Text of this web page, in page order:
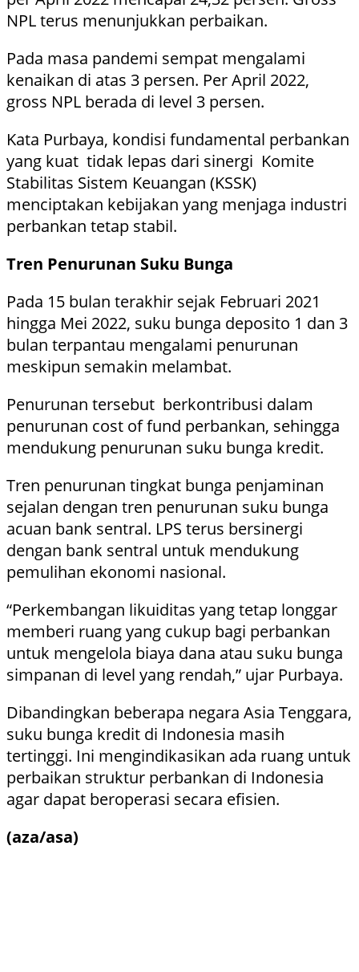
NPL terus menunjukkan perbaikan.
Pada masa pandemi sempat mengalami
kenaikan di atas 3 persen. Per April 2022,
gross NPL berada di level 3 persen.
Kata Purbaya, kondisi fundamental perbankan
yang kuat tidak lepas dari sinergi Komite
Stabilitas Sistem Keuangan (KSSK)
menciptakan kebijakan yang menjaga industri
perbankan tetap stabil.
Tren Penurunan Suku Bunga
Pada 15 bulan terakhir sejak Februari 2021
hingga Mei 2022, suku bunga deposito 1 dan 3
bulan terpantau mengalami penurunan
meskipun semakin melambat.
Penurunan tersebut berkontribusi dalam
penurunan cost of fund perbankan, sehingga
mendukung penurunan suku bunga kredit.
Tren penurunan tingkat bunga penjaminan
sejalan dengan tren penurunan suku bunga
acuan bank sentral. LPS terus bersinergi
dengan bank sentral untuk mendukung
pemulihan ekonomi nasional.
“Perkembangan likuiditas yang tetap longgar
memberi ruang yang cukup bagi perbankan
untuk mengelola biaya dana atau suku bunga
simpanan di level yang rendah,” ujar Purbaya.
Dibandingkan beberapa negara Asia Tenggara,
suku bunga kredit di Indonesia masih
tertinggi. Ini mengindikasikan ada ruang untuk
perbaikan struktur perbankan di Indonesia
agar dapat beroperasi secara efisien.
(aza/asa)